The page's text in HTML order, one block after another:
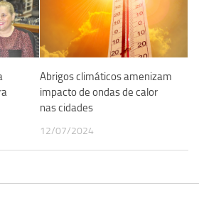
Abrigos climáticos amenizam
impacto de ondas de calor
nas cidades
12/07/2024